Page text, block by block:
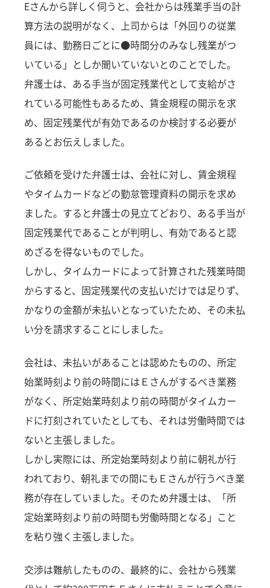
Eさんから詳しく伺うと、会社からは残業手当の計
算方法の説明がなく、上司からは「外回りの従業
員には、勤務日ごとに●時間分のみなし残業がつ
いている」としか聞いていないとのことでした。
弁護士は、ある手当が固定残業代として支給がさ
れている可能性もあるため、賃金規程の開示を求
め、固定残業代が有効であるのか検討する必要が
あるとお伝えしました。
ご依頼を受けた弁護士は、会社に対し、賃金規程
やタイムカードなどの勤怠管理資料の開示を求め
ました。すると弁護士の見立てどおり、ある手当が
固定残業代であることが判明し、有効であると認
めざるを得ないものでした。
しかし、タイムカードによって計算された残業時間
からすると、固定残業代の支払いだけでは足りず、
かなりの金額が未払いとなっていたため、その未払
い分を請求することにしました。
会社は、未払いがあることは認めたものの、所定
始業時刻より前の時間にはＥさんがするべき業務
がなく、所定始業時刻より前の時間がタイムカー
ドに打刻されていたとしても、それは労働時間では
ないと主張しました。
しかし実際には、所定始業時刻より前に朝礼が行
われており、朝礼までの間にもＥさんが行うべき業
務が存在していました。そのため弁護士は、「所
定始業時刻より前の時間も労働時間となる」こと
を粘り強く主張しました。
交渉は難航したものの、最終的に、会社から残業